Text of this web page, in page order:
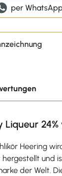
per
24%
Heering
hergestellt und
der Welt.